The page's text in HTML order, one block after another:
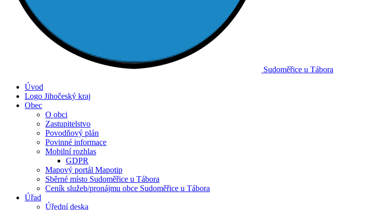
Sudoměřice u Tábora
Úvod
Logo Jihočeský kraj
Obec
O obci
Zastupitelstvo
Povodňový plán
Povinné informace
Mobilní rozhlas
GDPR
Mapový portál Mapotip
Sběrné místo Sudoměřice u Tábora
Ceník služeb/pronájmu obce Sudoměřice u Tábora
Úřad
Úřední deska